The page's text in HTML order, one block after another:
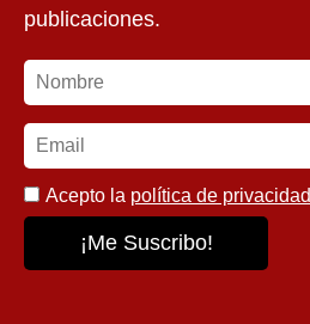
publicaciones.
Acepto la política de privacidad